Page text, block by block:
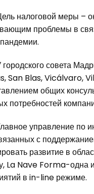
меры –
проблемы в
совета
San Blas, Vicálvaro,
общих
потребностей
управление по
с
развитие в
La Nave Forma-одна
в in-line режиме.